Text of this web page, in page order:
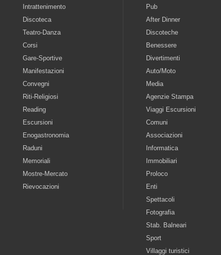
Intrattenimento
Discoteca
Teatro-Danza
Corsi
Gare-Sportive
Manifestazioni
Convegni
Riti-Religiosi
Reading
Escursioni
Enogastronomia
Raduni
Memoriali
Mostre-Mercato
Rievocazioni
Pub
After Dinner
Discoteche
Benessere
Divertimenti
Auto/Moto
Media
Agenzie Stampa
Viaggi Escursioni
Comuni
Associazioni
Informatica
Immobiliari
Proloco
Enti
Spettacoli
Fotografia
Stab. Balneari
Sport
Villaggi turistici